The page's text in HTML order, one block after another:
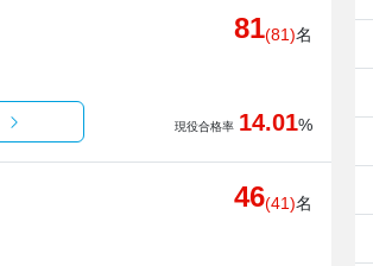
81(81)名
現役合格率 14.01%
46(41)名